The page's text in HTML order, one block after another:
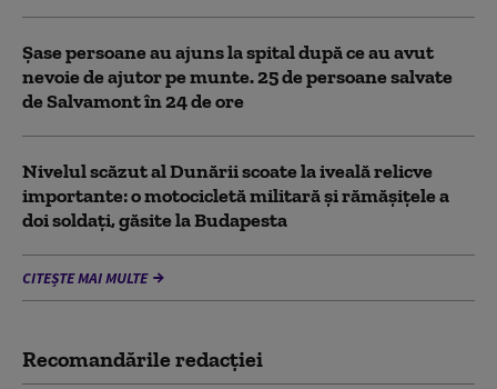
Șase persoane au ajuns la spital după ce au avut
nevoie de ajutor pe munte. 25 de persoane salvate
de Salvamont în 24 de ore
Nivelul scăzut al Dunării scoate la iveală relicve
importante: o motocicletă militară și rămășițele a
doi soldați, găsite la Budapesta
CITEȘTE MAI MULTE
Recomandările redacţiei